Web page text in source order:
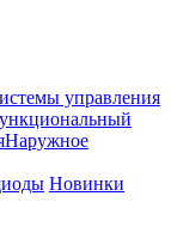
управления
Наружное
Новинки